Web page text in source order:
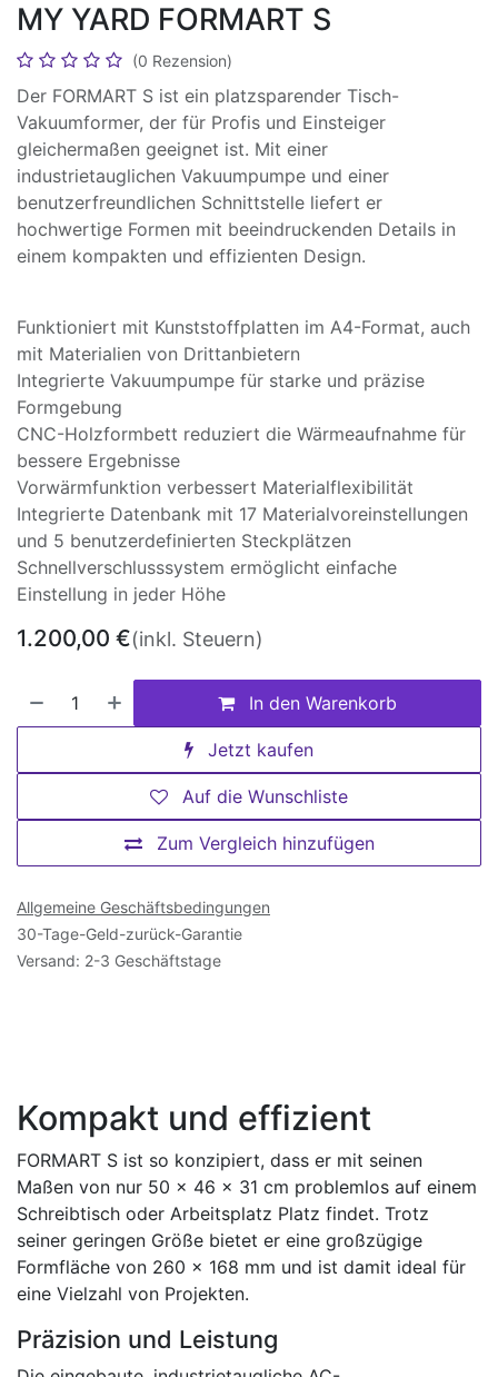
MY YARD FORMART S
(0 Rezension)
Der FORMART S ist ein platzsparender Tisch-
Vakuumformer, der für Profis und Einsteiger
gleichermaßen geeignet ist. Mit einer
industrietauglichen Vakuumpumpe und einer
benutzerfreundlichen Schnittstelle liefert er
hochwertige Formen mit beeindruckenden Details in
einem kompakten und effizienten Design.
Funktioniert mit Kunststoffplatten im A4-Format, auch
mit Materialien von Drittanbietern
Integrierte Vakuumpumpe für starke und präzise
Formgebung
CNC-Holzformbett reduziert die Wärmeaufnahme für
bessere Ergebnisse
Vorwärmfunktion verbessert Materialflexibilität
Integrierte Datenbank mit 17 Materialvoreinstellungen
und 5 benutzerdefinierten Steckplätzen
Schnellverschlusssystem ermöglicht einfache
Einstellung in jeder Höhe
1.200,00 €(inkl. Steuern)
In den Warenkorb
Jetzt kaufen
Zum Vergleich hinzufügen
Auf die Wunschliste
Allgemeine Geschäftsbedingungen
30-Tage-Geld-zurück-Garantie
Versand: 2-3 Geschäftstage
Kompakt und effizient
FORMART S ist so konzipiert, dass er mit seinen
Maßen von nur 50 x 46 x 31 cm problemlos auf einem
Schreibtisch oder Arbeitsplatz Platz findet. Trotz
seiner geringen Größe bietet er eine großzügige
Formfläche von 260 x 168 mm und ist damit ideal für
eine Vielzahl von Projekten.
Präzision und Leistung